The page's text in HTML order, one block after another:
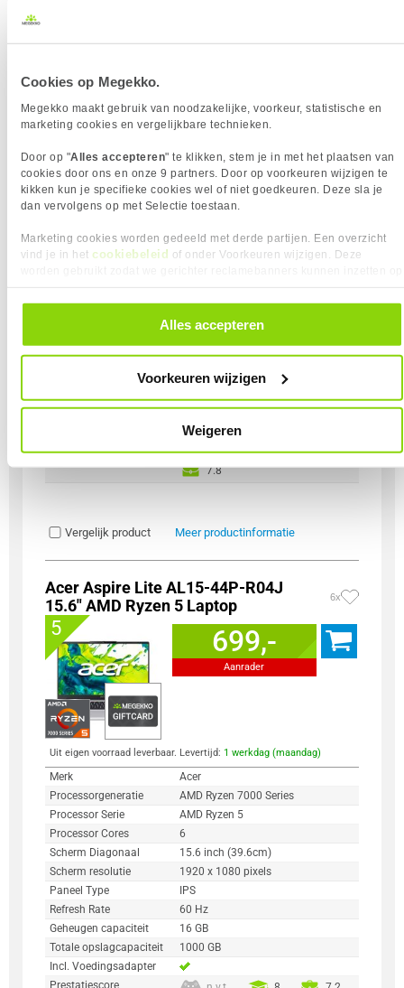
Cookies op Megekko.
Megekko maakt gebruik van noodzakelijke, voorkeur, statistische en
marketing cookies en vergelijkbare technieken.
Door op "Alles accepteren" te klikken, stem je in met het plaatsen van
cookies door ons en onze 9 partners. Door op voorkeuren wijzigen te
kikken kun je specifieke cookies wel of niet goedkeuren. Deze sla je
dan vervolgens op met Selectie toestaan.
Marketing cookies worden gedeeld met derde partijen. Een overzicht
vind je in het cookiebeleid of onder Voorkeuren wijzigen. Deze
alle cookies. Je kunt je gegeven toestemming altijd intrekken, dit doe je
door in de footer van onze website te klikken op ‘Cookievoorkeuren’
Alles accepteren
Voorkeuren wijzigen
Weigeren
Medion Signium 14 S1 MD600002
4
laatste 90 dagen: 649,00
579,-
Uit eigen voorraad leverbaar. Levertijd:1 werkdag (maandag)
Merk
Medion
Processorgeneratie
Intel Core Series 1
2880 x 1800 pixels
Paneel Type
OLED
Totale opslagcapaciteit
512 GB
n.v.t.
8.2
7.8
Vergelijk product Meer productinformatie
Acer Aspire Lite AL15-44P-R04J
15.6" AMD Ryzen 5 Laptop
6x
5 699,-
Aanrader
Uit eigen voorraad leverbaar. Levertijd: 1 werkdag (maandag)
Merk
Acer
Processorgeneratie
AMD Ryzen 7000 Series
Processor Serie
AMD Ryzen 5
Processor Cores
6
Scherm Diagonaal
15.6 inch (39.6cm)
Scherm resolutie
1920 x 1080 pixels
Paneel Type
IPS
Refresh Rate
60 Hz
Geheugen capaciteit
16 GB
Totale opslagcapaciteit
1000 GB
Incl. Voedingsadapter
Prestatiescore